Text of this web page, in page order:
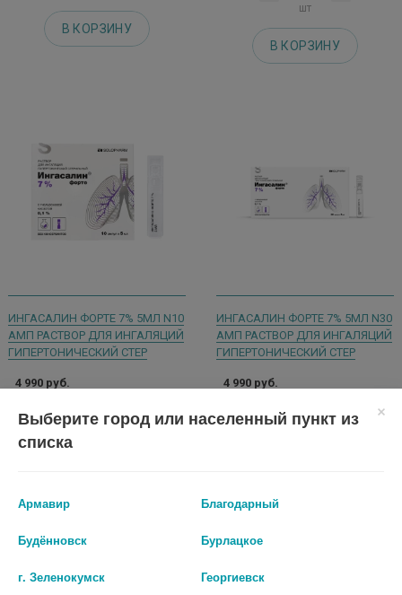
В КОРЗИНУ
шт
В КОРЗИНУ
ИНГАСАЛИН ФОРТЕ 7% 5МЛ N10
АМП РАСТВОР ДЛЯ ИНГАЛЯЦИЙ
ГИПЕРТОНИЧЕСКИЙ СТЕР
4 990 руб.
шт
ИНГАСАЛИН ФОРТЕ 7% 5МЛ N30
АМП РАСТВОР ДЛЯ ИНГАЛЯЦИЙ
ГИПЕРТОНИЧЕСКИЙ СТЕР
4 990 руб.
шт
Выберите город или населенный пункт из
списка
Армавир Благодарный
Будённовск Бурлацкое
г. Зеленокумск Георгиевск